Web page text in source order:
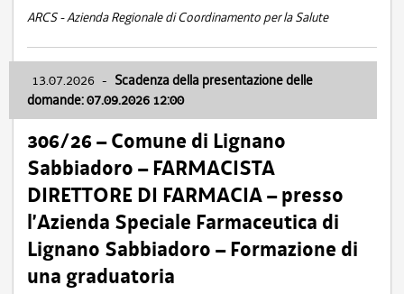
ARCS - Azienda Regionale di Coordinamento per la Salute
13.07.2026 - Scadenza della presentazione delle
domande: 07.09.2026 12:00
306/26 – Comune di Lignano
Sabbiadoro – FARMACISTA
DIRETTORE DI FARMACIA – presso
l’Azienda Speciale Farmaceutica di
Lignano Sabbiadoro – Formazione di
una graduatoria